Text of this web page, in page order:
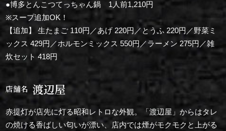
●博多とんこつてっちゃん鍋 1人前1,210円
※スープ追加OK！
【追加】 生たまご 110円／あげ 220円／とうふ 220円／野菜ミ
ックス 429円／ホルモンミックス 550円／ラーメン 275円／雑
炊セット 418円
店舗名 渡辺屋
赤提灯が店先に灯る昭和レトロな外観。「渡辺屋」からはタレ
の焼ける香ばしい匂いが漂い、店内では煙がモクモクと上がる